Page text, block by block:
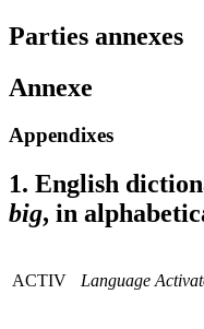
Parties annexes
Annexe
Appendixes
1. English
big, in
ACTIV Language